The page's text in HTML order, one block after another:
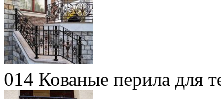
014 Кованые перила для